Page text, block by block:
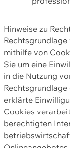
Hinweise zu
mithilfe von
Sie um eine
in die Nutzung
erklärte
Cookies
berechtigten